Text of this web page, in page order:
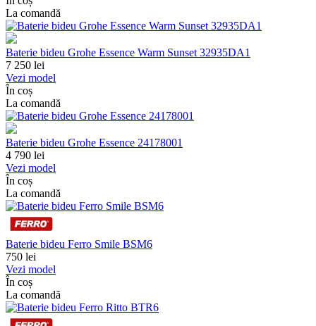
La comandă
Baterie bideu Grohe Essence Warm Sunset 32935DA1
7 250 lei
Vezi model
În coș
La comandă
Baterie bideu Grohe Essence 24178001
4 790 lei
Vezi model
În coș
La comandă
Baterie bideu Ferro Smile BSM6
750 lei
Vezi model
În coș
La comandă